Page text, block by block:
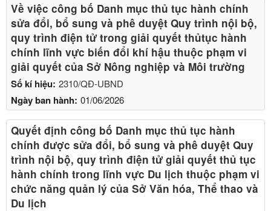
Số kí hiệu: 2310/QĐ-UBND
Ngày ban hành: 01/06/2026
Về việc công bố Danh mục thủ tục hành chính
sửa đổi, bổ sung và phê duyệt Quy trình nội bộ,
quy trình điện tử trong giải quyết thủtục hành
chính lĩnh vực biến đổi khí hậu thuộc phạm vi
giải quyết của Sở Nông nghiệp và Môi trường
Quyết định công bố Danh mục thủ tục hành
chính được sửa đổi, bổ sung và phê duyệt Quy
trình nội bộ, quy trình điện tử giải quyết thủ tục
hành chính trong lĩnh vực Du lịch thuộc phạm vi
chức năng quản lý của Sở Văn hóa, Thể thao và
Du lịch